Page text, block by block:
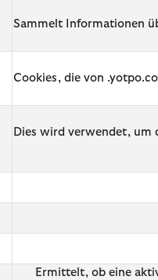
Sammelt Informationen
Cookies, die von
Dies wird verwendet, um
Ermittelt, ob eine